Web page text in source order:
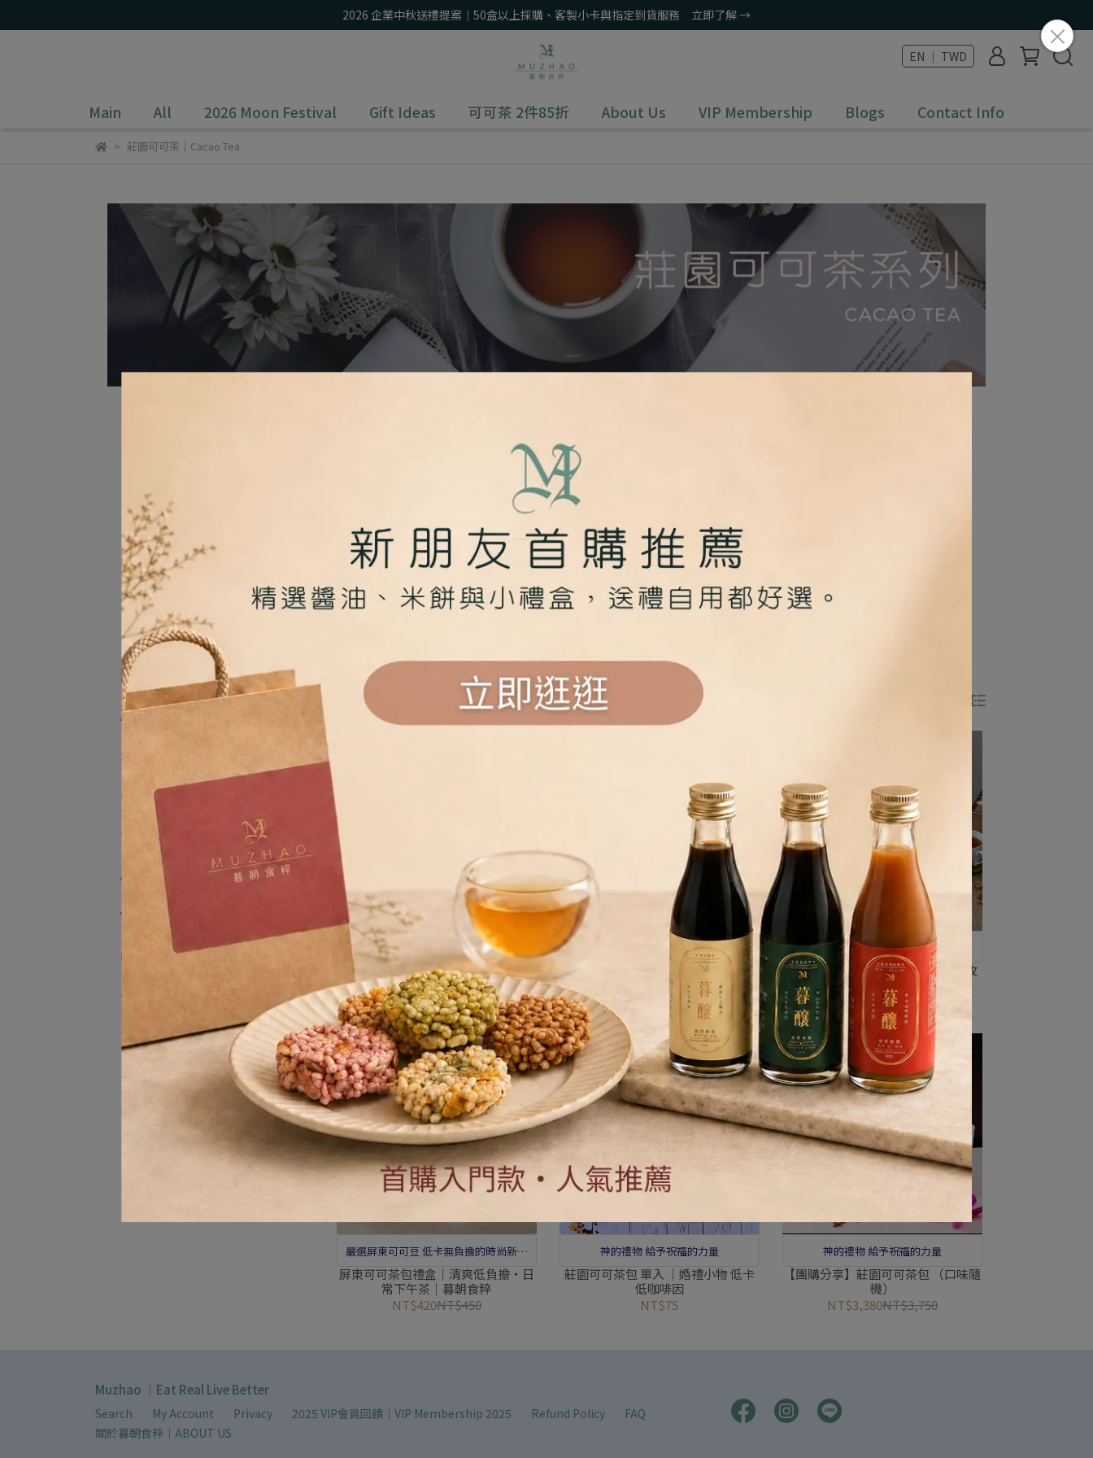
2026 企業中秋送禮提案｜50盒以上採購、客製小卡與指定到貨服務 立即了解 →
EN ｜ TWD
Main All 2026 Moon Festival Gift Ideas 可可茶 2件85折 About Us VIP Membership Blogs Contact Info
莊園可可茶｜Cacao Tea
現有庫存限量供應｜部分品項售完後將暫停販售
嚴選來自屏東在地可可，使用完整可可豆與豆殼低溫烘焙製成，保留天然堅果香與溫潤回甘風味。
相較咖啡與一般茶飲，可可茶的咖啡因含量較低，風味溫和，適合日常放鬆、午後休息或晚間輕鬆享用。
✔ 100% 台灣可可｜屏東在地小農契作，天然無添加
✔ 低溫烘焙｜保留可可豆與豆殼的自然香氣
✔ 低咖啡因｜風味溫和，適合日常飲用
✔ 單包設計｜方便沖泡，隨時享受一杯暖心茶飲
Main
All
2026 Moon Festival
Gift Ideas
可可茶 2件85折
About Us
VIP Membership
Blogs
Contact Info
莊園可可茶｜Cacao Tea
default selection
春日分享禮盒 限量30盒｜售完不補
下午茶分享組｜可可茶醬香米餅禮盒
限量20盒
NT$750
一盒收藏三種溫柔風味
【限量茶點組合】可可茶花酥醬香米
餅禮盒 幸花酥 × 職人手作米餅 × 屏
東可可茶 中秋禮盒預購
NT$1,020
台灣手作茶點 送禮首選
手作醬香米餅 × 屏東莊園可可茶 玫
瑰金禮盒
NT$850
嚴選屏東可可豆 低卡無負擔的時尚新飲
品
屏東可可茶包禮盒｜清爽低負擔・日
常下午茶｜暮朝食粹
NT$420NT$450
神的禮物 給予祝福的力量
莊園可可茶包 單入 ｜婚禮小物 低卡
低咖啡因
NT$75
神的禮物 給予祝福的力量
【團購分享】莊園可可茶包 （口味隨
機）
NT$3,380NT$3,750
Muzhao ｜Eat Real Live Better
Search My Account Privacy 2025 VIP會員回饋｜VIP Membership 2025 Refund Policy
FAQ
關於暮朝食粹｜ABOUT US